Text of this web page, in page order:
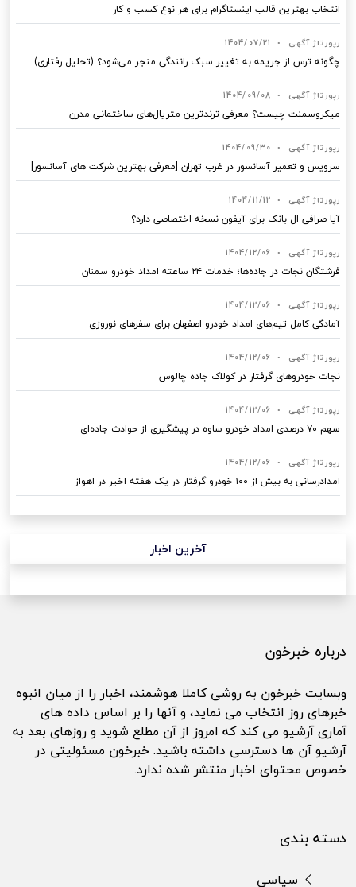
انتخاب بهترین قالب‌ اینستاگرام برای هر نوع کسب‌ و کار
رپورتاژ آگهی •
1404/07/21
چگونه ترس از جریمه به تغییر سبک رانندگی منجر می‌شود؟ (تحلیل رفتاری)
رپورتاژ آگهی •
1404/09/08
میکروسمنت چیست؟ معرفی ترندترین متریال‌های ساختمانی مدرن
رپورتاژ آگهی •
1404/09/30
سرویس و تعمیر آسانسور در غرب تهران [معرفی بهترین شرکت های آسانسور]
رپورتاژ آگهی •
1404/11/12
آیا صرافی ال بانک برای آیفون نسخه اختصاصی دارد؟
رپورتاژ آگهی •
1404/12/06
فرشتگان نجات در جاده‌ها؛ خدمات ۲۴ ساعته امداد خودرو سمنان
رپورتاژ آگهی •
1404/12/06
آمادگی کامل تیم‌های امداد خودرو اصفهان برای سفرهای نوروزی
رپورتاژ آگهی •
1404/12/06
نجات خودروهای گرفتار در کولاک جاده چالوس
رپورتاژ آگهی •
1404/12/06
سهم ۷۰ درصدی امداد خودرو ساوه در پیشگیری از حوادث جاده‌ای
رپورتاژ آگهی •
1404/12/06
امدادرسانی به بیش از ۱۰۰ خودرو گرفتار در یک هفته اخیر در اهواز
آخرین اخبار
درباره خبرخون
وبسایت خبرخون به روشی کاملا هوشمند، اخبار را از میان انبوه
خبرهای روز انتخاب می نماید، و آنها را بر اساس داده های
آماری آرشیو می کند که امروز از آن مطلع شوید و روزهای بعد به
آرشیو آن ها دسترسی داشته باشید. خبرخون مسئولیتی در
خصوص محتوای اخبار منتشر شده ندارد.
دسته بندی
سیاسی